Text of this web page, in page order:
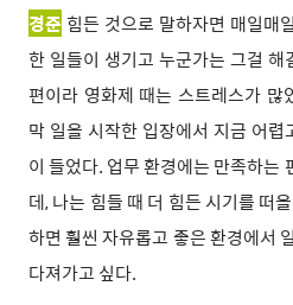
경준 힘든 것으로 말하자면 매일매
한 일들이 생기고 누군가는 그걸
편이라 영화제 때는 스트레스가 많
막 일을 시작한 입장에서 지금 어
이 들었다. 업무 환경에는 만족하는
데, 나는 힘들 때 더 힘든 시기를 떠
하면 훨씬 자유롭고 좋은 환경에서
다져가고 싶다.